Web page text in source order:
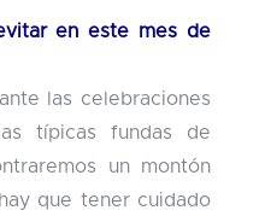
en este mes de
las celebraciones
típicas fundas de
un montón
que tener cuidado